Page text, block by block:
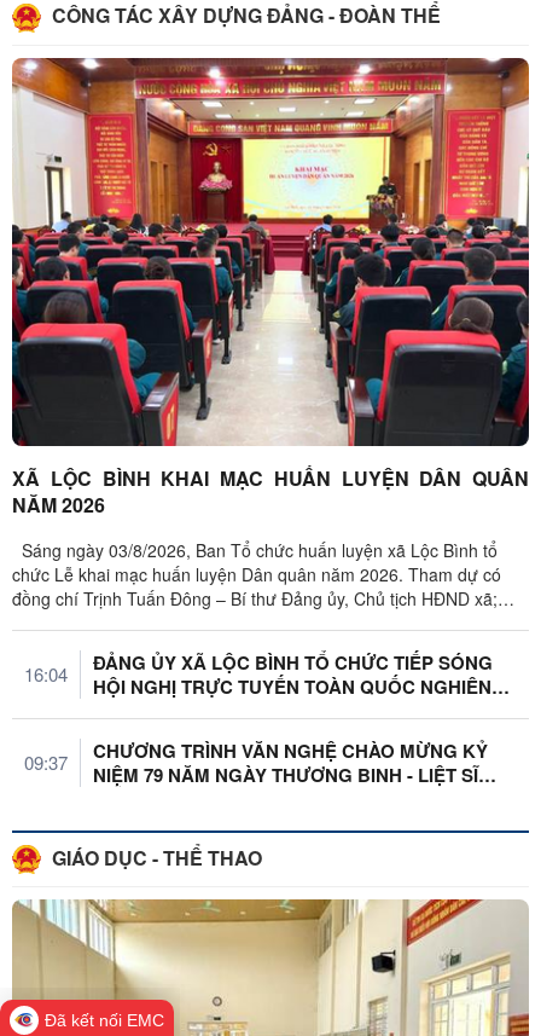
CÔNG TÁC XÂY DỰNG ĐẢNG - ĐOÀN THỂ
XÃ LỘC BÌNH KHAI MẠC HUẤN LUYỆN DÂN QUÂN
NĂM 2026
Sáng ngày 03/8/2026, Ban Tổ chức huấn luyện xã Lộc Bình tổ
chức Lễ khai mạc huấn luyện Dân quân năm 2026. Tham dự có
đồng chí Trịnh Tuấn Đông – Bí thư Đảng ủy, Chủ tịch HĐND xã;
16:04
ĐẢNG ỦY XÃ LỘC BÌNH TỔ CHỨC TIẾP SÓNG
HỘI NGHỊ TRỰC TUYẾN TOÀN QUỐC NGHIÊN
09:37
CHƯƠNG TRÌNH VĂN NGHỆ CHÀO MỪNG KỶ
NIỆM 79 NĂM NGÀY THƯƠNG BINH - LIỆT SĨ
GIÁO DỤC - THỂ THAO
Đã kết nối EMC